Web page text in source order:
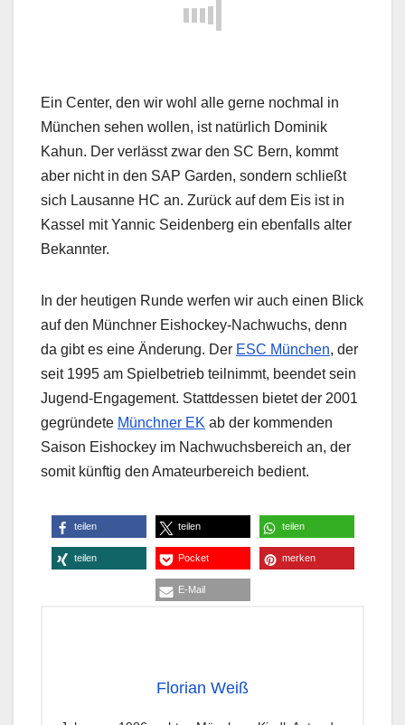
Ein Center, den wir wohl alle gerne nochmal in
München sehen wollen, ist natürlich Dominik
Kahun. Der verlässt zwar den SC Bern, kommt
aber nicht in den SAP Garden, sondern schließt
sich Lausanne HC an. Zurück auf dem Eis ist in
Kassel mit Yannic Seidenberg ein ebenfalls alter
Bekannter.
In der heutigen Runde werfen wir auch einen Blick
auf den Münchner Eishockey-Nachwuchs, denn
da gibt es eine Änderung. Der ESC München, der
seit 1995 am Spielbetrieb teilnimmt, beendet sein
Jugend-Engagement. Stattdessen bietet der 2001
gegründete Münchner EK ab der kommenden
Saison Eishockey im Nachwuchsbereich an, der
somit künftig den Amateurbereich bedient.
teilen teilen teilen
teilen Pocket merken
E-Mail
Florian Weiß